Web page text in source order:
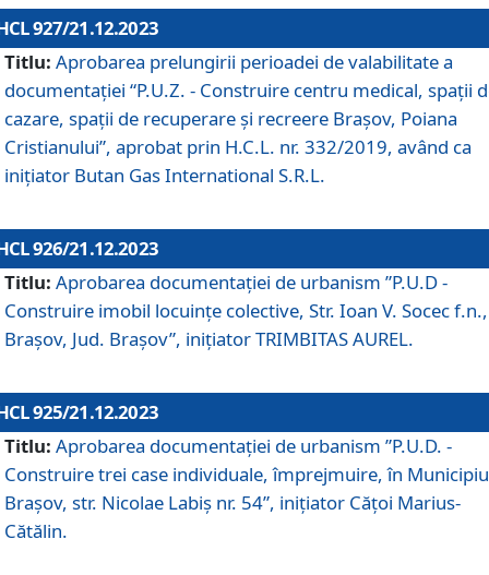
927/21.12.2023
Titlu: Aprobarea prelungirii perioadei de valabilitate a
documentaţiei “P.U.Z. - Construire centru medical, spații
cazare, spații de recuperare și recreere Brașov, Poiana
Cristianului”, aprobat prin H.C.L. nr. 332/2019, având ca
inițiator Butan Gas International S.R.L.
926/21.12.2023
Titlu: Aprobarea documentaţiei de urbanism ”P.U.D -
Construire imobil locuințe colective, Str. Ioan V. Socec f.n.,
Brașov, Jud. Brașov”, inițiator TRIMBITAS AUREL.
925/21.12.2023
Titlu: Aprobarea documentaţiei de urbanism ”P.U.D. -
Construire trei case individuale, împrejmuire, în
Brașov, str. Nicolae Labiș nr. 54”, inițiator Cățoi Marius-
Cătălin.